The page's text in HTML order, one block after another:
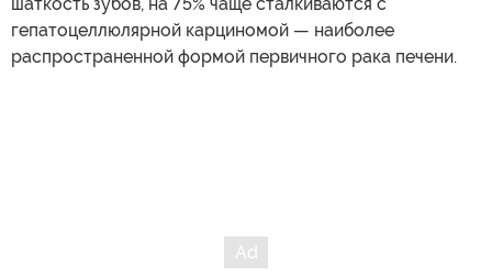
шаткость зубов, на 75% чаще сталкиваются с
гепатоцеллюлярной карциномой — наиболее
распространенной формой первичного рака печени.